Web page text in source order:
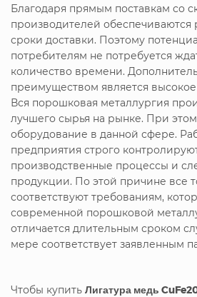
Благодаря прямым поставкам со
производителей обеспечиваются
сроки доставки. Поэтому
потребителям не потребуется
количество времени.
преимуществом является высокое
Вся порошковая металлургия
лучшего сырья на рынке. При
оборудование в данной сфере.
предприятия строго
производственные процессы и
продукции. По этой причине все
соответствуют требованиям,
современной порошковой
отличается длительным сроком
мере соответствует заявленным
Чтобы купить Лигатура медь